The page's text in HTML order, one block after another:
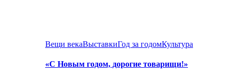
Вещи векаВыставкиГод за годомКультура
«С Новым годом, дорогие товарищи!»